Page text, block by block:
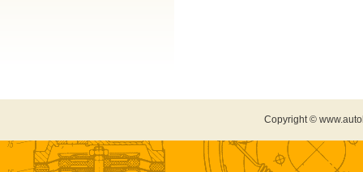
Copyright ©